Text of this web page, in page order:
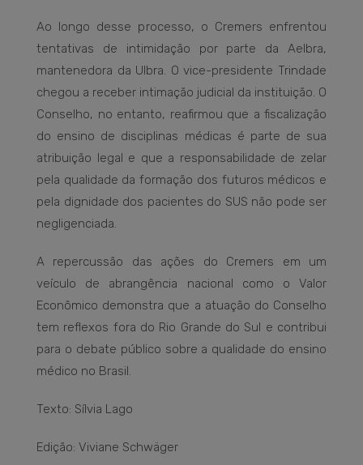
Ao longo desse processo, o Cremers enfrentou
tentativas de intimidação por parte da Aelbra,
mantenedora da Ulbra. O vice-presidente Trindade
chegou a receber intimação judicial da instituição. O
Conselho, no entanto, reafirmou que a fiscalização
do ensino de disciplinas médicas é parte de sua
atribuição legal e que a responsabilidade de zelar
pela qualidade da formação dos futuros médicos e
pela dignidade dos pacientes do SUS não pode ser
negligenciada.
A repercussão das ações do Cremers em um
veículo de abrangência nacional como o Valor
Econômico demonstra que a atuação do Conselho
tem reflexos fora do Rio Grande do Sul e contribui
para o debate público sobre a qualidade do ensino
médico no Brasil.
Texto: Sílvia Lago
Edição: Viviane Schwäger